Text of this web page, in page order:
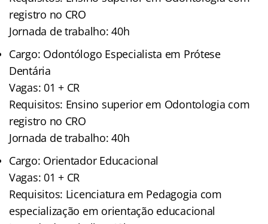
registro no CRO
Jornada de trabalho: 40h
Cargo: Odontólogo Especialista em Prótese
Dentária
Vagas: 01 + CR
Requisitos: Ensino superior em Odontologia com
registro no CRO
Jornada de trabalho: 40h
Cargo: Orientador Educacional
Vagas: 01 + CR
Requisitos: Licenciatura em Pedagogia com
especialização em orientação educacional